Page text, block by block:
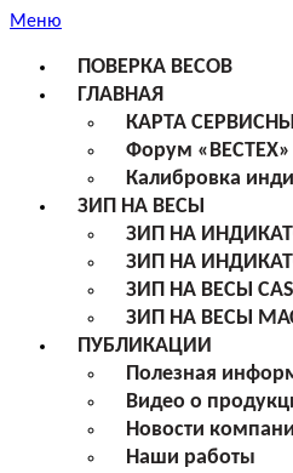
Меню
ПОВЕРКА ВЕСОВ
ГЛАВНАЯ
КАРТА
Форум «ВЕСТЕХ»
Калибровка
ЗИП НА ВЕСЫ
ЗИП НА
ЗИП НА
ЗИП НА ВЕСЫ CAS
ЗИП НА ВЕСЫ
ПУБЛИКАЦИИ
Полезная
Видео о
Новости
Наши работы